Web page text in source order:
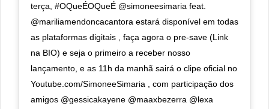
terça, #OQueÉOQueÉ @simoneesimaria feat.
@mariliamendoncacantora estará disponível em todas
as plataformas digitais , faça agora o pre-save (Link
na BIO) e seja o primeiro a receber nosso
lançamento, e as 11h da manhã sairá o clipe oficial no
Youtube.com/SimoneeSimaria , com participação dos
amigos @gessicakayene @maaxbezerra @lexa